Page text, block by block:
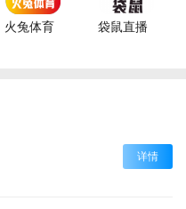
火兔体育 袋鼠直播
详情